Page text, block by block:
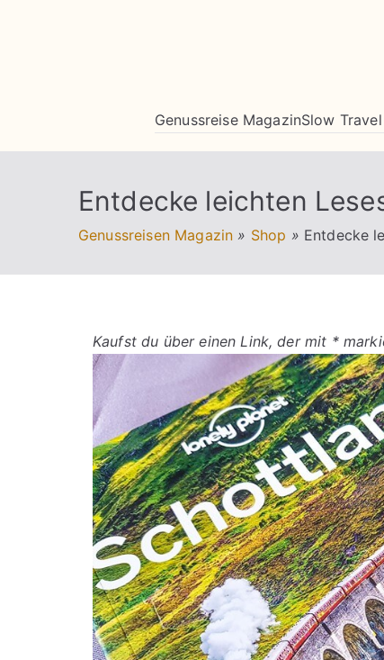
Genussreise MagazinSlow Travel
Entdecke leichten
Genussreisen Magazin » Shop » Entdecke
Kaufst du über einen Link, der mit *